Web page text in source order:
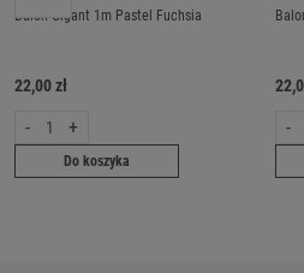
Balon Gigant 1m Pastel Fuchsia
22,00 zł
- +
Do koszyka
-